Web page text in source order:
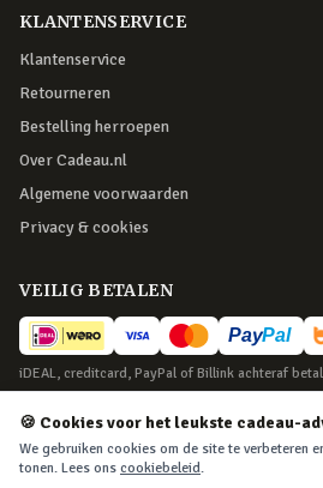
KLANTENSERVICE
Klantenservice
Retourneren
Bestelling herroepen
Over Cadeau.nl
Algemene voorwaarden
Privacy & cookies
VEILIG BETALEN
iDEAL, creditcard, PayPal of Billink achteraf
BEZORGING
Voor 22:45 besteld, morgen in huis. Tot
🍪 Cookies voor het leukste cadeau-
We gebruiken cookies om de site te verbeteren
tonen. Lees ons cookiebeleid.